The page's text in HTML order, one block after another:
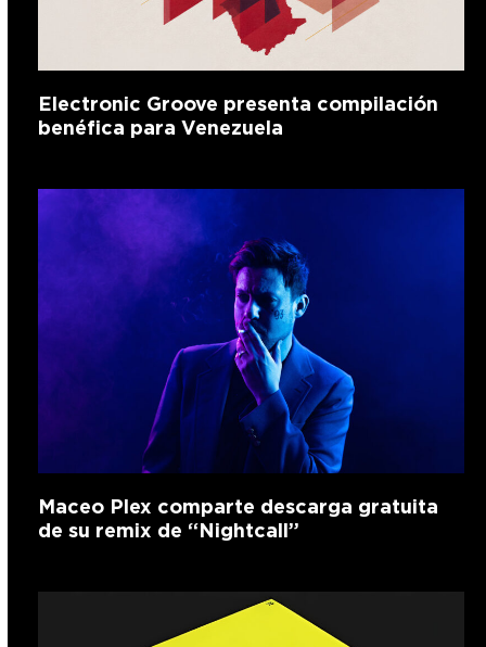
Electronic Groove presenta compilación
benéfica para Venezuela
Maceo Plex comparte descarga gratuita
de su remix de “Nightcall”